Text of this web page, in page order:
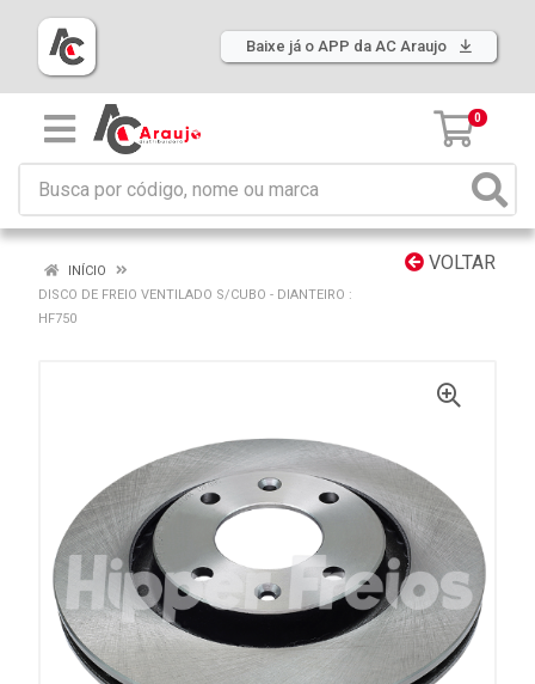
Baixe já o APP da AC Araujo
0
VOLTAR
INÍCIO
DISCO DE FREIO VENTILADO S/CUBO - DIANTEIRO :
HF750